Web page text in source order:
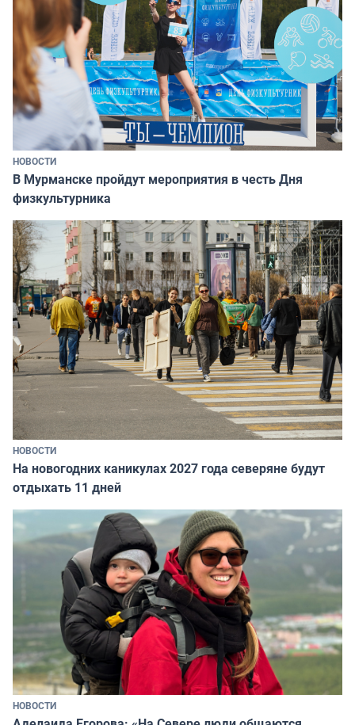
НОВОСТИ
В Мурманске пройдут мероприятия в честь Дня
физкультурника
НОВОСТИ
На новогодних каникулах 2027 года северяне будут
отдыхать 11 дней
НОВОСТИ